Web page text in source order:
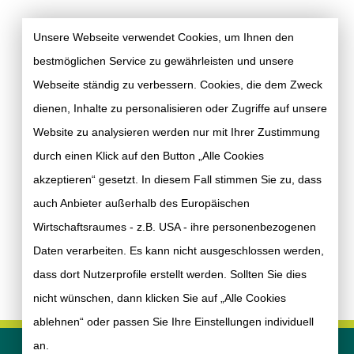
Unsere Webseite verwendet Cookies, um Ihnen den
bestmöglichen Service zu gewährleisten und unsere
Webseite ständig zu verbessern. Cookies, die dem Zweck
dienen, Inhalte zu personalisieren oder Zugriffe auf unsere
Website zu analysieren werden nur mit Ihrer Zustimmung
durch einen Klick auf den Button „Alle Cookies
akzeptieren“ gesetzt. In diesem Fall stimmen Sie zu, dass
auch Anbieter außerhalb des Europäischen
Wirtschaftsraumes - z.B. USA - ihre personenbezogenen
Daten verarbeiten. Es kann nicht ausgeschlossen werden,
dass dort Nutzerprofile erstellt werden. Sollten Sie dies
nicht wünschen, dann klicken Sie auf „Alle Cookies
ablehnen“ oder passen Sie Ihre Einstellungen individuell
an.